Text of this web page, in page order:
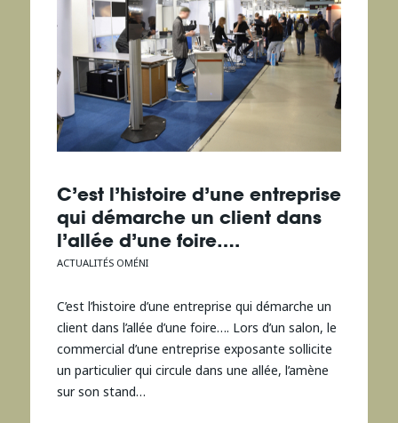
C’est l’histoire d’une entreprise
qui démarche un client dans
l’allée d’une foire….
ACTUALITÉS OMÉNI
C’est l’histoire d’une entreprise qui démarche un
client dans l’allée d’une foire…. Lors d’un salon, le
commercial d’une entreprise exposante sollicite
un particulier qui circule dans une allée, l’amène
sur son stand…